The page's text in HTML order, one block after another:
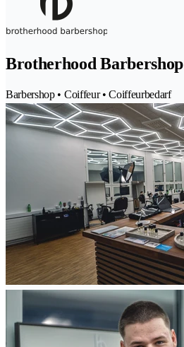
Brotherhood Barbershop
Barbershop • Coiffeur • Coiffeurbedarf